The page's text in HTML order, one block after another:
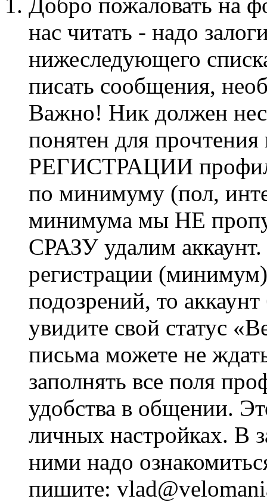
нас читать - надо
нижеследующего
писать сообщения,
Важно! Ник должен
понятен для
РЕГИСТРАЦИИ профиль
по минимуму (пол,
минимума мы НЕ
СРАЗУ удалим
регистрации
подозрений, то
увидите свой статус
письма можете не
заполнять все поля
удобства в общении.
личных настройках. В
ними надо
пишите: